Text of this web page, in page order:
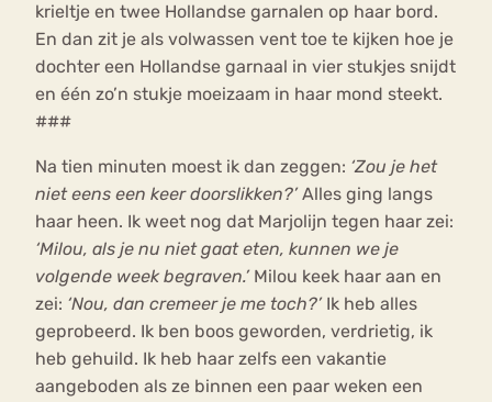
krieltje en twee Hollandse garnalen op haar bord.
En dan zit je als volwassen vent toe te kijken hoe je
dochter een Hollandse garnaal in vier stukjes snijdt
en één zo’n stukje moeizaam in haar mond steekt.
###
Na tien minuten moest ik dan zeggen: ‘Zou je het
niet eens een keer doorslikken?’ Alles ging langs
haar heen. Ik weet nog dat Marjolijn tegen haar zei:
‘Milou, als je nu niet gaat eten, kunnen we je
volgende week begraven.’ Milou keek haar aan en
zei: ‘Nou, dan cremeer je me toch?’ Ik heb alles
geprobeerd. Ik ben boos geworden, verdrietig, ik
heb gehuild. Ik heb haar zelfs een vakantie
aangeboden als ze binnen een paar weken een